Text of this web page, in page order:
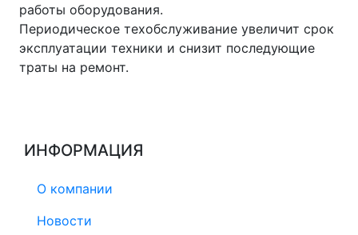
работы оборудования.
Периодическое техобслуживание увеличит срок
эксплуатации техники и снизит последующие
траты на ремонт.
ИНФОРМАЦИЯ
О компании
Новости